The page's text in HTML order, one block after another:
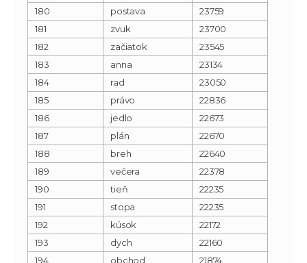
180
postava
23759
181
zvuk
23700
182
začiatok
23545
183
anna
23134
184
rad
23050
185
právo
22836
186
jedlo
22673
187
plán
22670
188
breh
22640
189
večera
22378
190
tieň
22235
191
stopa
22235
192
kúsok
22172
193
dych
22160
194
obchod 21874